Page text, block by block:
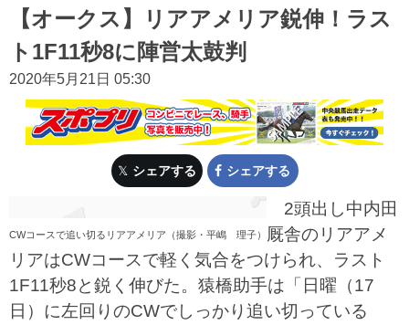
【オークス】リアアメリア鋭伸！ラス
ト1F11秒8に陣営太鼓判
2020年5月21日 05:30
シェアする シェアする
CWコースで追い切るリアアメリア（撮影・平嶋 理子）
2頭出し中内田
厩舎のリアアメ
リアはCWコースで軽く気合をつけられ、ラスト
1F11秒8と鋭く伸びた。猿橋助手は「日曜（17
日）に左回りのCWでしっかり追い切っている